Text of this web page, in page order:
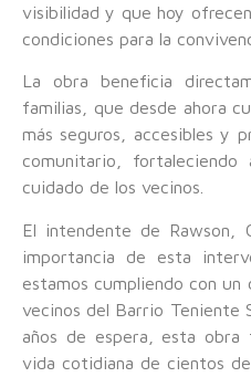
visibilidad y que hoy
condiciones para la
La obra beneficia
familias, que desde ahora
más seguros, accesibles y
comunitario,
cuidado de los vecinos.
El intendente de Rawson,
importancia de esta
estamos cumpliendo con un
vecinos del Barrio Teniente
años de espera, esta obra
vida cotidiana de cientos